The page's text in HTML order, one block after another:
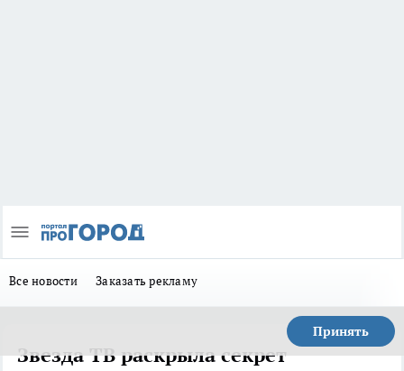
Все новости Заказать рекламу
Принять
Звезда ТВ раскрыла секрет